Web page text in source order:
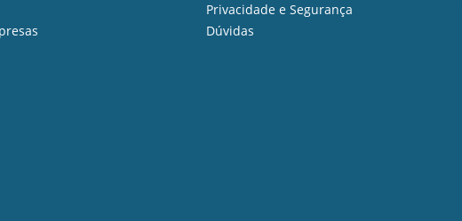
Privacidade e Segurança
Dúvidas